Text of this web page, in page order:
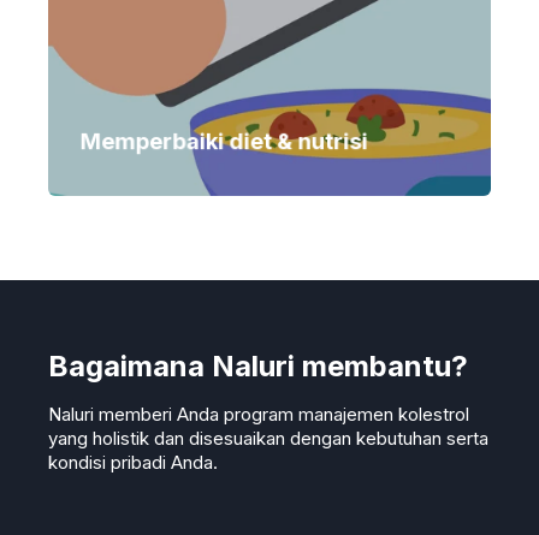
Memperbaiki diet & nutrisi
Diet dan nutrisi merupakan bagian penting
dalam manajemen kolesterol. Naluri
memadukan Jurnal Makanan yang berbasis AI
dengan saran dari dietisien profesional untuk
menurunkan LDL dan meningkatkan HDL Anda.
Bagaimana Naluri membantu?
Naluri memberi Anda program manajemen kolestrol
yang holistik dan disesuaikan dengan kebutuhan serta
kondisi pribadi Anda.